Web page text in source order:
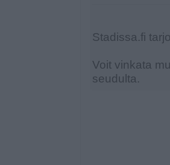
Stadissa.fi
Voit vinkata
seudulta.